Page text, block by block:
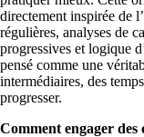
directement inspirée de
régulières, analyses de
progressives et logique
pensé comme une
intermédiaires, des
progresser.
Comment engager des